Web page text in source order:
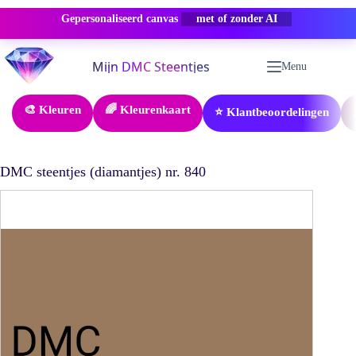
Gepersonaliseerd canvas -50% KORTING
naar
inhoud
Menu
🎨 Kleuren 🌈 Kleurenkaart ⭐ Klantbeoordelingen
DMC steentjes (diamantjes) nr. 840